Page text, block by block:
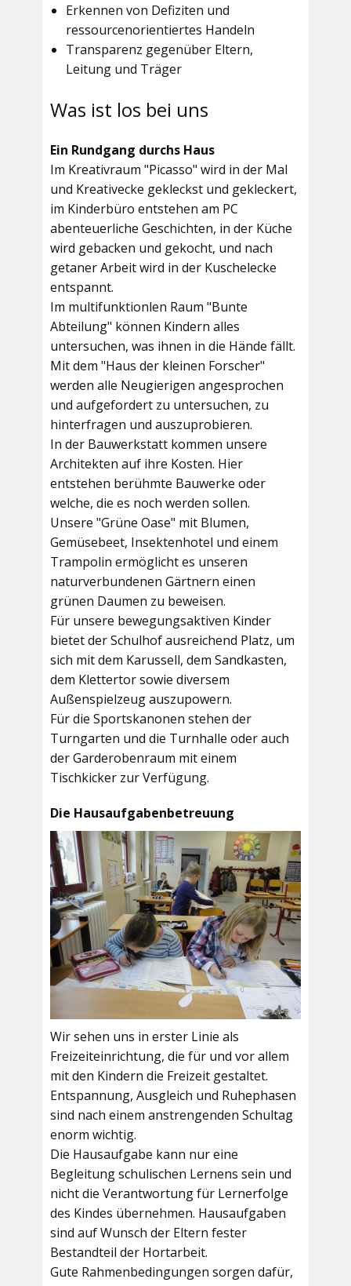
Erkennen von Defiziten und
ressourcenorientiertes Handeln
Transparenz gegenüber Eltern,
Leitung und Träger
Was ist los bei uns
Ein Rundgang durchs Haus
Im Kreativraum "Picasso" wird in der Mal
und Kreativecke gekleckst und gekleckert,
im Kinderbüro entstehen am PC
abenteuerliche Geschichten, in der Küche
wird gebacken und gekocht, und nach
getaner Arbeit wird in der Kuschelecke
entspannt.
Im multifunktionlen Raum "Bunte
Abteilung" können Kindern alles
untersuchen, was ihnen in die Hände fällt.
Mit dem "Haus der kleinen Forscher"
werden alle Neugierigen angesprochen
und aufgefordert zu untersuchen, zu
hinterfragen und auszuprobieren.
In der Bauwerkstatt kommen unsere
Architekten auf ihre Kosten. Hier
entstehen berühmte Bauwerke oder
welche, die es noch werden sollen.
Unsere "Grüne Oase" mit Blumen,
Gemüsebeet, Insektenhotel und einem
Trampolin ermöglicht es unseren
naturverbundenen Gärtnern einen
grünen Daumen zu beweisen.
Für unsere bewegungsaktiven Kinder
bietet derSchulhofausreichend Platz, um
sich mit dem Karussell, dem Sandkasten,
dem Klettertor sowie diversem
Außenspielzeug auszupowern.
Für die Sportskanonen stehen der
Turngarten und die Turnhalle oder auch
derGarderobenraum mit einem
Tischkicker zur Verfügung.
Die Hausaufgabenbetreuung
Wir sehen uns in erster Linie als
Freizeiteinrichtung, die für und vor allem
mit den Kindern die Freizeit gestaltet.
Entspannung, Ausgleich und Ruhephasen
sind nach einem anstrengenden Schultag
enorm wichtig.
Die Hausaufgabe kann nur eine
Begleitung schulischen Lernens sein und
nicht die Verantwortung für Lernerfolge
des Kindes übernehmen. Hausaufgaben
sind auf Wunsch der Eltern fester
Bestandteil der Hortarbeit.
Gute Rahmenbedingungen sorgen dafür,